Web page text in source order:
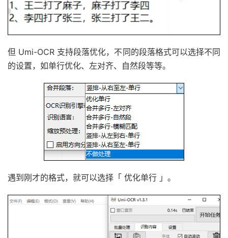
但 Umi-OCR 支持段落优化，不同的段落格式可以选择不同
的设置，如单行优化、左对齐、自然段等等。
遇到刚才的格式，就可以选择「 优化单行 」。